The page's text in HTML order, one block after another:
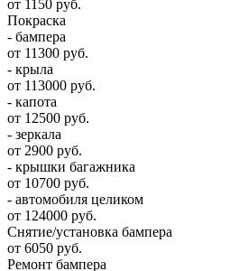
от 1150 руб.
Покраска
- бампера
от 11300 руб.
- крыла
от 113000 руб.
- капота
от 12500 руб.
- зеркала
от 2900 руб.
- крышки багажника
от 10700 руб.
- автомобиля целиком
от 124000 руб.
Снятие/установка бампера
от 6050 руб.
Ремонт бампера